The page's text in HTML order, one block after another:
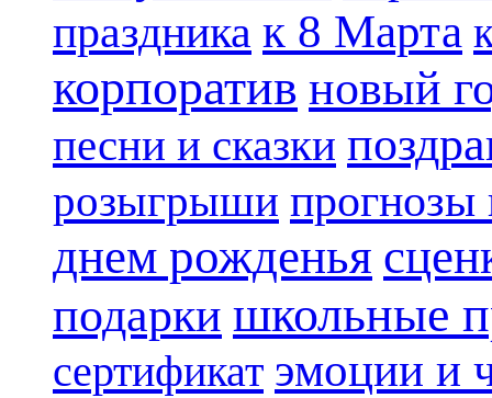
праздника к 8 Марта
корпоратив новый
песни и сказки
розыгрыши прогнозы
днем рожденья
подарки школьные
сертификат эмоции и